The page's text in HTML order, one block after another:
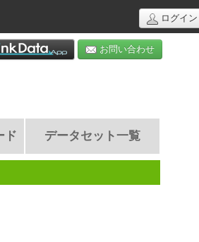
ログイン
お問い合わせ
ド データセット一覧